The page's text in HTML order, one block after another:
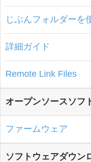
じぶんフォルダーを
詳細ガイド
Remote Link Files
オープンソースソフ
ファームウェア
ソフトウェアダウン